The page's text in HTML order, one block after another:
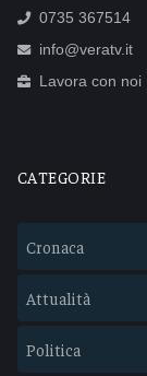
0735 367514
info@veratv.it
Lavora con noi
CATEGORIE
Cronaca
Attualità
Politica